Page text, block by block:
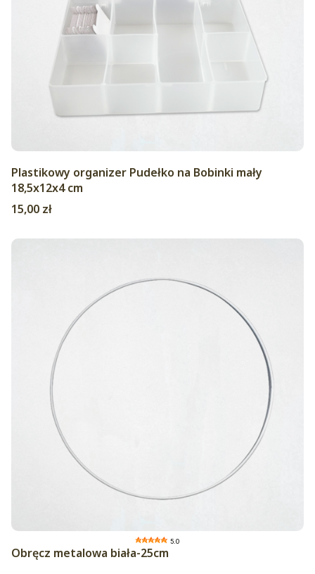
Plastikowy organizer Pudełko na Bobinki mały
18,5x12x4 cm
Cena
15,00 zł
5.0
Obręcz metalowa biała-25cm